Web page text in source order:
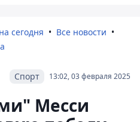
сегодня
Все новости
13:02, 03 февраля 2025
Спорт
Месси